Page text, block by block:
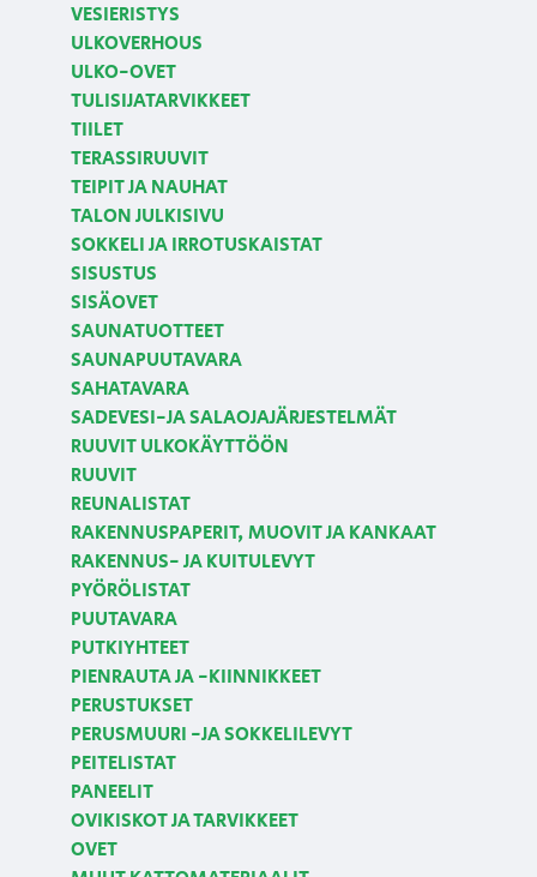
VESIERISTYS
ULKOVERHOUS
ULKO-OVET
TULISIJATARVIKKEET
TIILET
TERASSIRUUVIT
TEIPIT JA NAUHAT
TALON JULKISIVU
SOKKELI JA IRROTUSKAISTAT
SISUSTUS
SISÄOVET
SAUNATUOTTEET
SAUNAPUUTAVARA
SAHATAVARA
SADEVESI-JA SALAOJAJÄRJESTELMÄT
RUUVIT ULKOKÄYTTÖÖN
RUUVIT
REUNALISTAT
RAKENNUSPAPERIT, MUOVIT JA KANKAAT
RAKENNUS- JA KUITULEVYT
PYÖRÖLISTAT
PUUTAVARA
PUTKIYHTEET
PIENRAUTA JA -KIINNIKKEET
PERUSTUKSET
PERUSMUURI -JA SOKKELILEVYT
PEITELISTAT
PANEELIT
OVIKISKOT JA TARVIKKEET
OVET